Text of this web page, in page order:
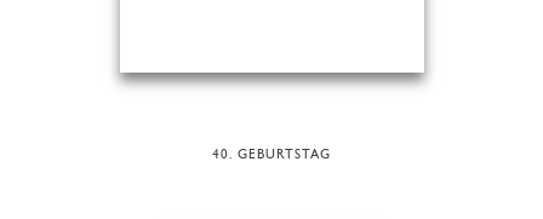
40. GEBURTSTAG